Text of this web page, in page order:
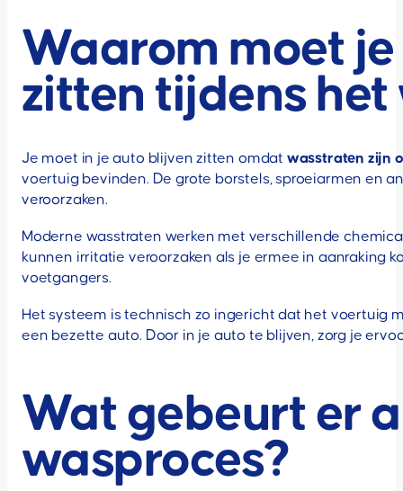
Waarom moet
zitten tijdens het
Je moet in je auto blijven zitten omdat wasstraten zijn
voertuig bevinden. De grote borstels, sproeiarmen en
veroorzaken.
Moderne wasstraten werken met verschillende
kunnen irritatie veroorzaken als je ermee in aanraking
voetgangers.
Het systeem is technisch zo ingericht dat het voertuig
een bezette auto. Door in je auto te blijven, zorg je
Wat gebeurt er
wasproces?